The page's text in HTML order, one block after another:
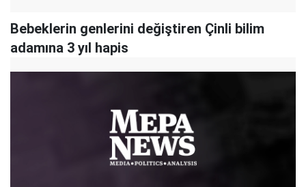
Bebeklerin genlerini değiştiren Çinli bilim
adamına 3 yıl hapis